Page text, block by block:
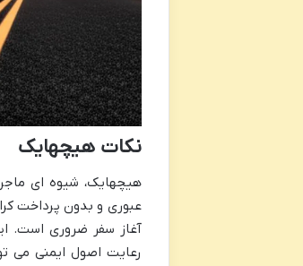
نکات هیچهایک
هیچهایک، شیوه ای
عبوری و بدون پرداخت
آغاز سفر ضروری است.
رعایت اصول ایمنی می